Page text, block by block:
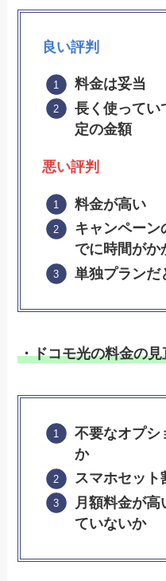
良い評判
料金は妥当
長く使ってい
定の金額
悪い評判
料金が高い
キャンペーン
でに時間がか
単独プランだ
・ドコモ光の料金の
不要なオプシ
か
スマホセット
月額料金が高
ていないか